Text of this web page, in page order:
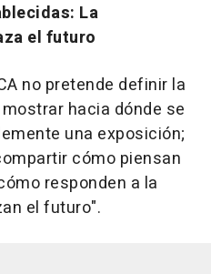
La
el futuro
no pretende definir la
hacia dónde se
una exposición;
cómo piensan
responden a la
el futuro".